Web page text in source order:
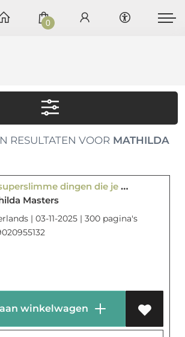
0
RESULTATEN VOORMATHILDA
321 superslimme dingen die je moet weten over kunst
Masters
| 03-11-2025 | 300 pagina's
winkelwagen